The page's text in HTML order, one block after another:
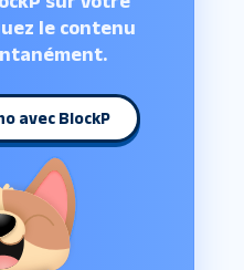
le contenu
avec BlockP